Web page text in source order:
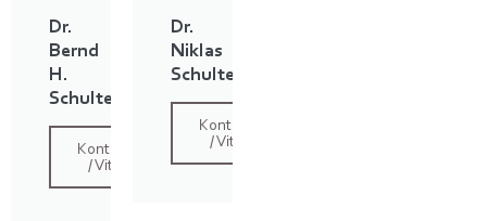
Dr.
Bernd
H.
Schulte
Kontakt
/ Vita
Dr.
Niklas
Schulte
Kontakt
/ Vita